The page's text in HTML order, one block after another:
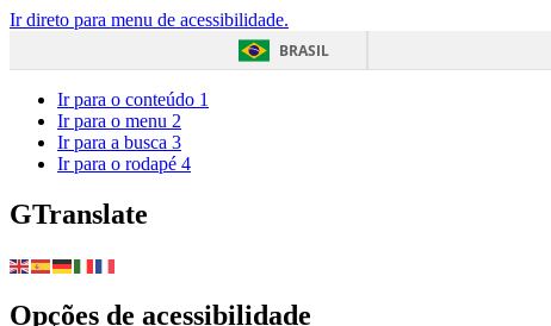
Ir direto para menu de acessibilidade.
BRASIL
Ir para o conteúdo 1
Ir para o menu 2
Ir para a busca 3
Ir para o rodapé 4
GTranslate
Opções de acessibilidade